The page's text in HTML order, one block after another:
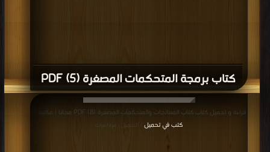
كتاب برمجة المتحكمات المصغرة (5) PDF
قراءة و تحميل كتاب كتاب المعالجات والمتحكمات المصغرة (8) PDF مجانا | مكتبة >
كتب في تحميل
| التحميل : مرة/مرات